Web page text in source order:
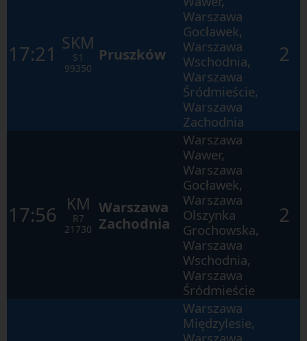
17:21 SKM
S1
99350
Pruszków
Warszawa
Gocławek,
Warszawa
Wschodnia,
Warszawa
Śródmieście,
Warszawa
Zachodnia
2
17:56 KM
R7
21730
Warszawa
Zachodnia
Warszawa
Wawer,
Warszawa
Gocławek,
Warszawa
Olszynka
Grochowska,
Warszawa
Wschodnia,
Warszawa
Śródmieście
2
Warszawa
Międzylesie,
okna.